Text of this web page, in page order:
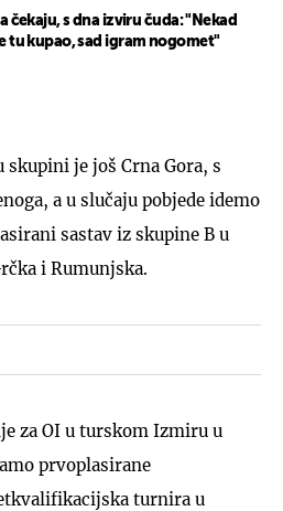
čekaju, s dna izviru čuda: "Nekad
tu kupao, sad igram nogomet"
je još Crna Gora, s
a u slučaju pobjede idemo
sastav iz skupine B u
i Rumunjska.
za OI u turskom Izmiru u
prvoplasirane
turnira u